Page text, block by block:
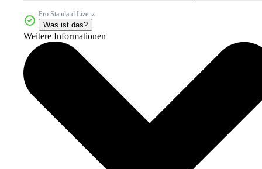
Pro Standard Lizenz
Was ist das?
Weitere Informationen